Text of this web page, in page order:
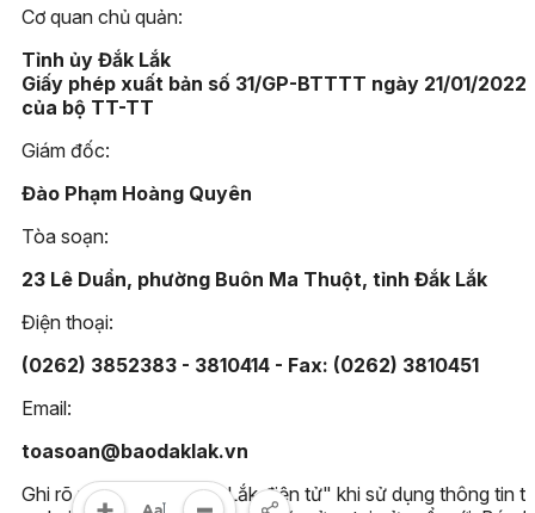
Cơ quan chủ quản:
Tỉnh ủy Đắk Lắk
Giấy phép xuất bản số 31/GP-BTTTT ngày 21/01/2022
của bộ TT-TT
Giám đốc:
Đào Phạm Hoàng Quyên
Tòa soạn:
23 Lê Duẩn, phường Buôn Ma Thuột, tỉnh Đắk Lắk
Điện thoại:
(0262) 3852383 - 3810414 - Fax: (0262) 3810451
Email:
toasoan@baodaklak.vn
Ghi rõ nguồn "Báo Đắk Lắk điện tử" khi sử dụng thông tin